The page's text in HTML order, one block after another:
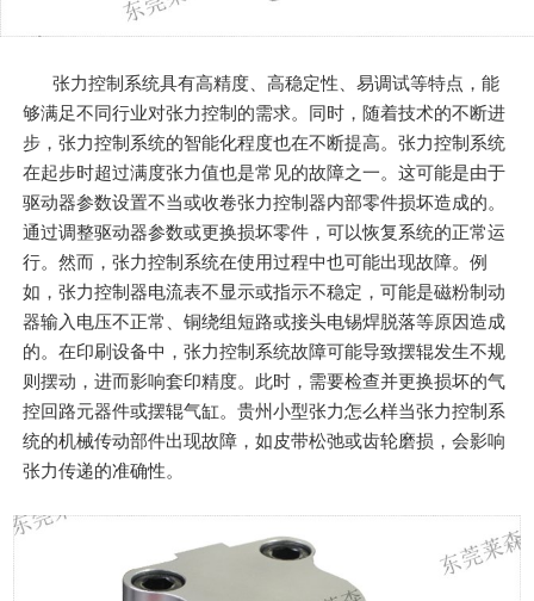
张力控制系统具有高精度、高稳定性、易调试等特点，能
够满足不同行业对张力控制的需求。同时，随着技术的不断进
步，张力控制系统的智能化程度也在不断提高。张力控制系统
在起步时超过满度张力值也是常见的故障之一。这可能是由于
驱动器参数设置不当或收卷张力控制器内部零件损坏造成的。
通过调整驱动器参数或更换损坏零件，可以恢复系统的正常运
行。然而，张力控制系统在使用过程中也可能出现故障。例
如，张力控制器电流表不显示或指示不稳定，可能是磁粉制动
器输入电压不正常、铜绕组短路或接头电锡焊脱落等原因造成
的。在印刷设备中，张力控制系统故障可能导致摆辊发生不规
则摆动，进而影响套印精度。此时，需要检查并更换损坏的气
控回路元器件或摆辊气缸。贵州小型张力怎么样当张力控制系
统的机械传动部件出现故障，如皮带松弛或齿轮磨损，会影响
张力传递的准确性。